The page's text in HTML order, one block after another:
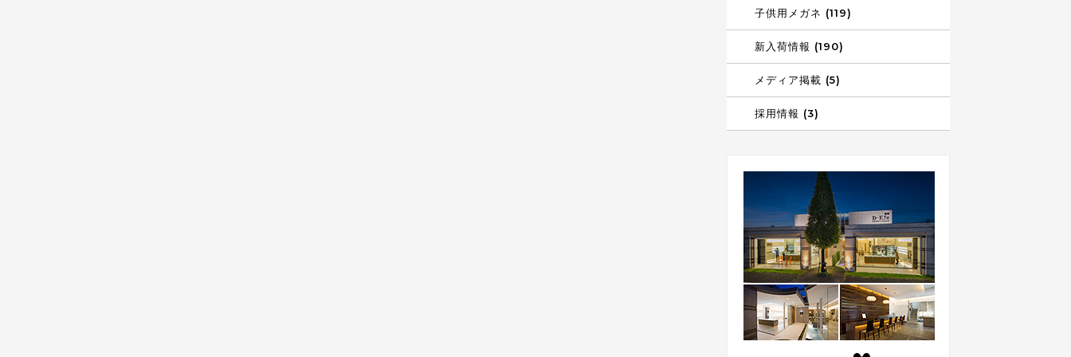
子供用メガネ (119)
新入荷情報 (190)
メディア掲載 (5)
採用情報 (3)